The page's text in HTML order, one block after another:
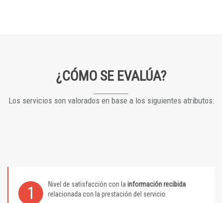
¿CÓMO SE EVALÚA?
Los servicios son valorados en base a los siguientes atributos:
1 Nivel de satisfacción con la información recibida
relacionada con la prestación del servicio